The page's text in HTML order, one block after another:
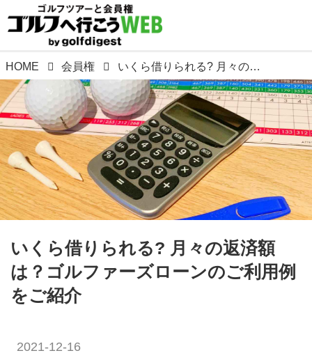
HOME 会員権 いくら借りられる? 月々の返済額は？ゴルファーズローンのご利用例をご紹介
いくら借りられる? 月々の返済額
は？ゴルファーズローンのご利用例
をご紹介
2021-12-16